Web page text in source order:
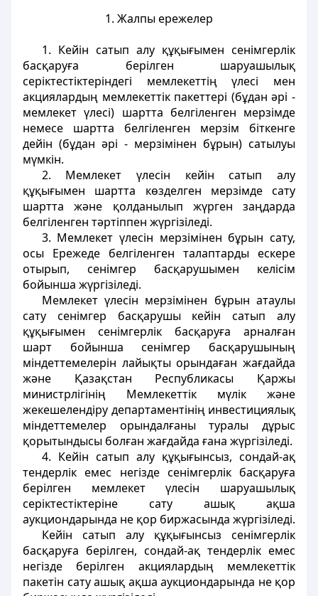
1. Жалпы ережелер
1. Кейін сатып алу құқығымен сенімгерлік
басқаруға берілген шаруашылық
серіктестіктеріндегі мемлекеттің үлесі мен
акциялардың мемлекеттік пакеттері (бұдан әрі -
мемлекет үлесі) шартта белгіленген мерзімде
немесе шартта белгіленген мерзім біткенге
дейін (бұдан әрі - мерзімінен бұрын) сатылуы
мүмкін.
2. Мемлекет үлесін кейін сатып алу
құқығымен шартта көзделген мерзімде сату
шартта және қолданылып жүрген заңдарда
белгіленген тәртіппен жүргізіледі.
3. Мемлекет үлесін мерзімінен бұрын сату,
осы Ережеде белгіленген талаптарды ескере
отырып, сенімгер басқарушымен келісім
бойынша жүргізіледі.
Мемлекет үлесін мерзімінен бұрын атаулы
сату сенімгер басқарушы кейін сатып алу
құқығымен сенімгерлік басқаруға арналған
шарт бойынша сенімгер басқарушының
міндеттемелерін лайықты орындаған жағдайда
және Қазақстан Республикасы Қаржы
министрлігінің Мемлекеттік мүлік және
жекешелендіру департаментінің инвестициялық
міндеттемелер орындалғаны туралы дұрыс
қорытындысы болған жағдайда ғана жүргізіледі.
4. Кейін сатып алу құқығынсыз, сондай-ақ
тендерлік емес негізде сенімгерлік басқаруға
берілген мемлекет үлесін шаруашылық
серіктестіктеріне сату ашық ақша
аукциондарында не қор биржасында жүргізіледі.
Кейін сатып алу құқығынсыз сенімгерлік
басқаруға берілген, сондай-ақ тендерлік емес
негізде берілген акциялардың мемлекеттік
пакетін сату ашық ақша аукциондарында не қор